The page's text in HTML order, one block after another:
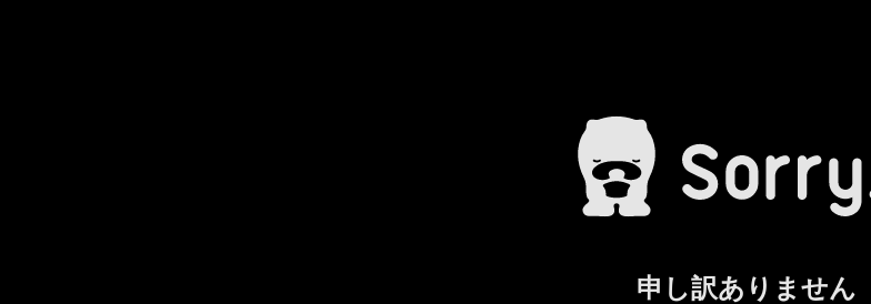
申し訳ありません